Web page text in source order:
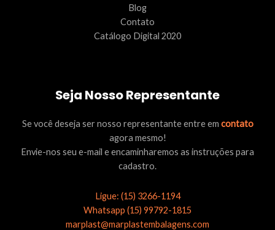
Blog
Contato
Catálogo Digital 2020
Seja Nosso Representante
Se você deseja ser nosso representante entre em contato
agora mesmo!
Envie-nos seu e-mail e encaminharemos as instruções para
cadastro.
Ligue: (15) 3266-1194
Whatsapp (15) 99792-1815
marplast@marplastembalagens.com